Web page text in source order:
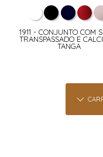
1911 - CONJUNTO COM
TRANSPASSADO E
TANGA